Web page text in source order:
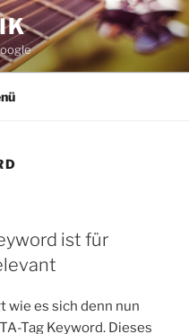
ist für
wie es sich denn nun
Tag Keyword. Dieses